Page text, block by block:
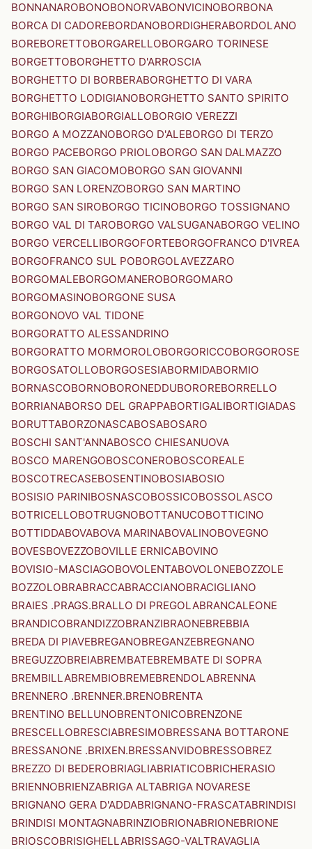
BONNANAROBONOBONORVABONVICINOBORBONA
BORCA DI CADOREBORDANOBORDIGHERABORDOLANO
BOREBORETTOBORGARELLOBORGARO TORINESE
BORGETTOBORGHETTO D'ARROSCIA
BORGHETTO DI BORBERABORGHETTO DI VARA
BORGHETTO LODIGIANOBORGHETTO SANTO SPIRITO
BORGHIBORGIABORGIALLOBORGIO VEREZZI
BORGO A MOZZANOBORGO D'ALEBORGO DI TERZO
BORGO PACEBORGO PRIOLOBORGO SAN DALMAZZO
BORGO SAN GIACOMOBORGO SAN GIOVANNI
BORGO SAN LORENZOBORGO SAN MARTINO
BORGO SAN SIROBORGO TICINOBORGO TOSSIGNANO
BORGO VAL DI TAROBORGO VALSUGANABORGO VELINO
BORGO VERCELLIBORGOFORTEBORGOFRANCO D'IVREA
BORGOFRANCO SUL POBORGOLAVEZZARO
BORGOMALEBORGOMANEROBORGOMARO
BORGOMASINOBORGONE SUSA
BORGONOVO VAL TIDONE
BORGORATTO ALESSANDRINO
BORGORATTO MORMOROLOBORGORICCOBORGOROSE
BORGOSATOLLOBORGOSESIABORMIDABORMIO
BORNASCOBORNOBORONEDDUBOROREBORRELLO
BORRIANABORSO DEL GRAPPABORTIGALIBORTIGIADAS
BORUTTABORZONASCABOSABOSARO
BOSCHI SANT'ANNABOSCO CHIESANUOVA
BOSCO MARENGOBOSCONEROBOSCOREALE
BOSCOTRECASEBOSENTINOBOSIABOSIO
BOSISIO PARINIBOSNASCOBOSSICOBOSSOLASCO
BOTRICELLOBOTRUGNOBOTTANUCOBOTTICINO
BOTTIDDABOVABOVA MARINABOVALINOBOVEGNO
BOVESBOVEZZOBOVILLE ERNICABOVINO
BOVISIO-MASCIAGOBOVOLENTABOVOLONEBOZZOLE
BOZZOLOBRABRACCABRACCIANOBRACIGLIANO
BRAIES .PRAGS.BRALLO DI PREGOLABRANCALEONE
BRANDICOBRANDIZZOBRANZIBRAONEBREBBIA
BREDA DI PIAVEBREGANOBREGANZEBREGNANO
BREGUZZOBREIABREMBATEBREMBATE DI SOPRA
BREMBILLABREMBIOBREMEBRENDOLABRENNA
BRENNERO .BRENNER.BRENOBRENTA
BRENTINO BELLUNOBRENTONICOBRENZONE
BRESCELLOBRESCIABRESIMOBRESSANA BOTTARONE
BRESSANONE .BRIXEN.BRESSANVIDOBRESSOBREZ
BREZZO DI BEDEROBRIAGLIABRIATICOBRICHERASIO
BRIENNOBRIENZABRIGA ALTABRIGA NOVARESE
BRIGNANO GERA D'ADDABRIGNANO-FRASCATABRINDISI
BRINDISI MONTAGNABRINZIOBRIONABRIONEBRIONE
BRIOSCOBRISIGHELLABRISSAGO-VALTRAVAGLIA